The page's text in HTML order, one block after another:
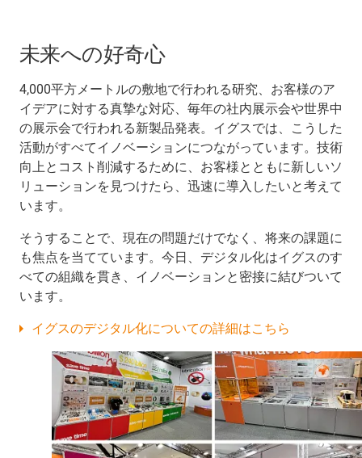
未来への好奇心
4,000平方メートルの敷地で行われる研究、お客様のア
イデアに対する真摯な対応、毎年の社内展示会や世界中
の展示会で行われる新製品発表。イグスでは、こうした
活動がすべてイノベーションにつながっています。技術
向上とコスト削減するために、お客様とともに新しいソ
リューションを見つけたら、迅速に導入したいと考えて
います。
そうすることで、現在の問題だけでなく、将来の課題に
も焦点を当てています。今日、デジタル化はイグスのす
べての組織を貫き、イノベーションと密接に結びついて
います。
イグスのデジタル化についての詳細はこちら